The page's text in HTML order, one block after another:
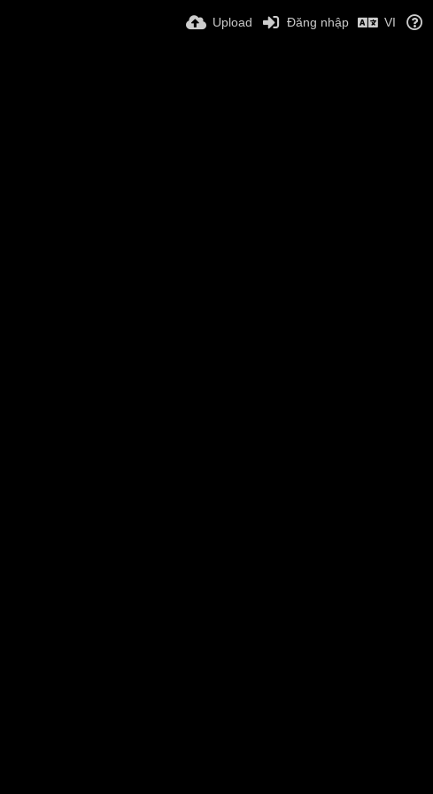
Upload Đăng nhập VI